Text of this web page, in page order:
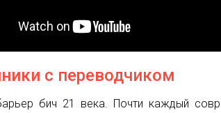
с переводчиком
бич 21 века. Почти каждый